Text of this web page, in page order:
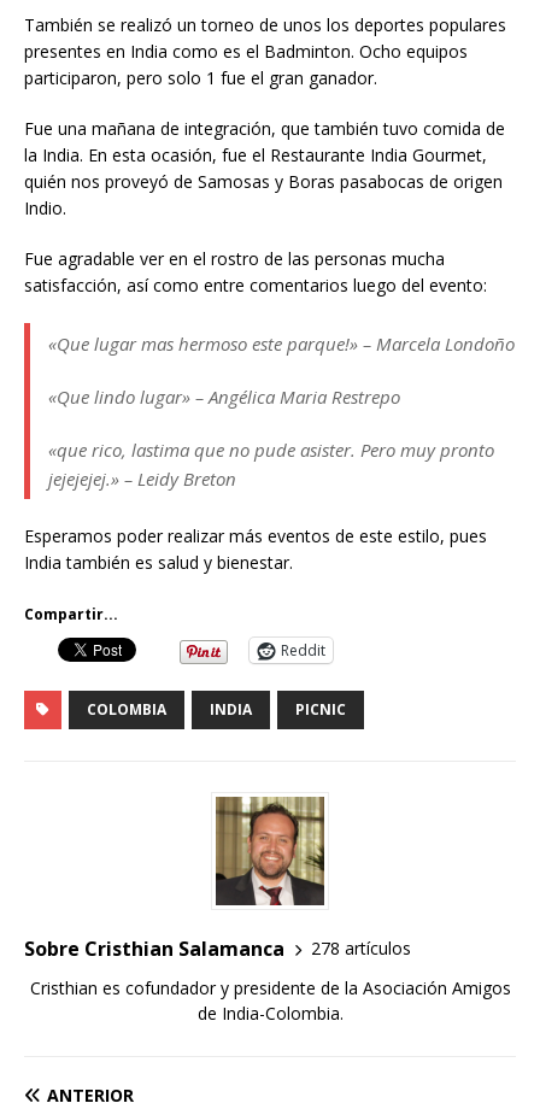
También se realizó un torneo de unos los deportes populares
presentes en India como es el Badminton. Ocho equipos
participaron, pero solo 1 fue el gran ganador.
Fue una mañana de integración, que también tuvo comida de
la India. En esta ocasión, fue el Restaurante India Gourmet,
quién nos proveyó de Samosas y Boras pasabocas de origen
Indio.
Fue agradable ver en el rostro de las personas mucha
satisfacción, así como entre comentarios luego del evento:
«Que lugar mas hermoso este parque!» – Marcela Londoño
«Que lindo lugar» – Angélica Maria Restrepo
«que rico, lastima que no pude asister. Pero muy pronto
jejejejej.» – Leidy Breton
Esperamos poder realizar más eventos de este estilo, pues
India también es salud y bienestar.
Compartir...
Reddit
COLOMBIA INDIA PICNIC
Sobre Cristhian Salamanca
278 artículos
Cristhian es cofundador y presidente de la Asociación Amigos
de India-Colombia.
ANTERIOR